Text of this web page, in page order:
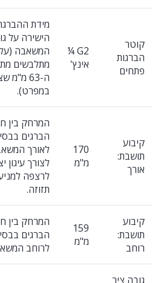
קוטר
הברגות
פתחים
G2 ¼
אינץ'
מידת
הישירה על
המשאבה
מתלבשים
ה-63 מ"מ
במפרט).
קיבוע
תושבת:
אורך
170
מ"מ
המרחק בין
הברגים
לאורך
לצורך עיגון
לרצפה
תזוזה.
קיבוע
תושבת:
רוחב
159
מ"מ
המרחק בין
הברגים
לרוחב
גובה ציר